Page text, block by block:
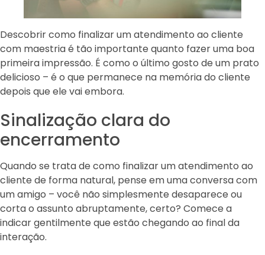
Descobrir como finalizar um atendimento ao cliente
com maestria é tão importante quanto fazer uma boa
primeira impressão. É como o último gosto de um prato
delicioso – é o que permanece na memória do cliente
depois que ele vai embora.
Sinalização clara do
encerramento
Quando se trata de como finalizar um atendimento ao
cliente de forma natural, pense em uma conversa com
um amigo – você não simplesmente desaparece ou
corta o assunto abruptamente, certo? Comece a
indicar gentilmente que estão chegando ao final da
interação.